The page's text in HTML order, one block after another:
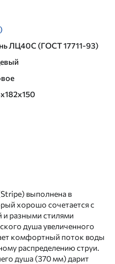
ЛЦ40C (ГОСТ 17711-93)
выполнена в
хорошо сочетается с
и разными стилями
душа увеличенного
комфортный поток воды
распределению струи.
душа (370 мм) дарит